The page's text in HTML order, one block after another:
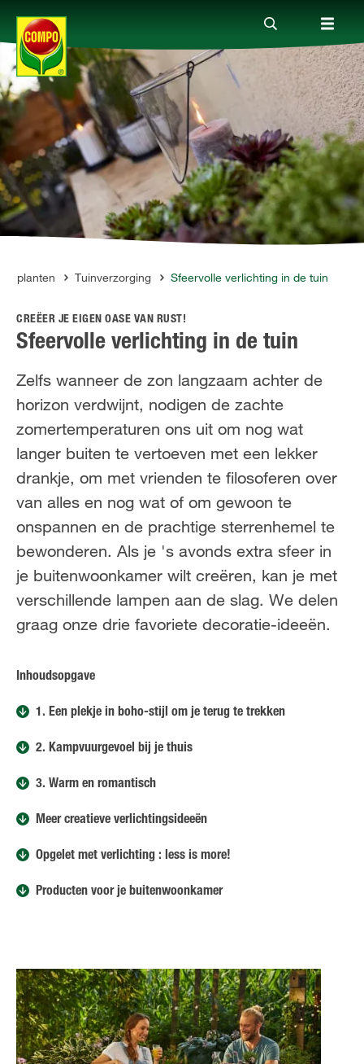
Producten
Advies
Tot je dienst
Onderneming
FR NL
Tuinverzorging Sfeervolle verlichting in de tuin
CREËER JE EIGEN OASE VAN RUST!
Sfeervolle verlichting in de tuin
Zelfs wanneer de zon langzaam achter de
horizon verdwijnt, nodigen de zachte
zomertemperaturen ons uit om nog wat
langer buiten te vertoeven met een lekker
drankje, om met vrienden te filosoferen over
van alles en nog wat of om gewoon te
onspannen en de prachtige sterrenhemel te
bewonderen. Als je 's avonds extra sfeer in
je buitenwoonkamer wilt creëren, kan je met
verschillende lampen aan de slag. We delen
graag onze drie favoriete decoratie-ideeën.
Inhoudsopgave
1. Een plekje in boho-stijl om je terug te trekken
2. Kampvuurgevoel bij je thuis
3. Warm en romantisch
Meer creatieve verlichtingsideeën
Opgelet met verlichting : less is more!
Producten voor je buitenwoonkamer